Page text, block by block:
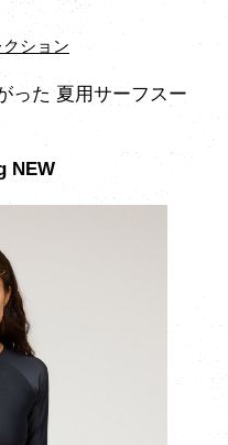
ション
った 夏用サーフスー
NEW